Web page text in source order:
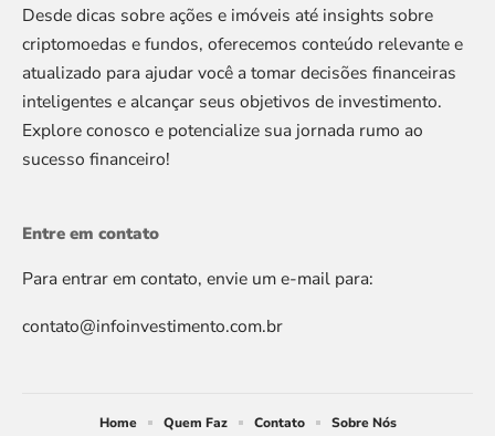
Desde dicas sobre ações e imóveis até insights sobre
criptomoedas e fundos, oferecemos conteúdo relevante e
atualizado para ajudar você a tomar decisões financeiras
inteligentes e alcançar seus objetivos de investimento.
Explore conosco e potencialize sua jornada rumo ao
sucesso financeiro!
Entre em contato
Para entrar em contato, envie um e-mail para:
contato@infoinvestimento.com.br
Home Quem Faz Contato Sobre Nós